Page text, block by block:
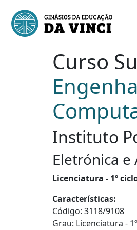
Curso
Instituto
Eletrónica
Licenciatura - 1º
Características:
Código: 3118/9108
Grau: Licenciatura -